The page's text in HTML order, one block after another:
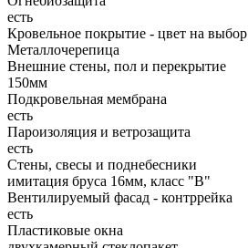
есть
Кровельное покрытие - цвет на выбор
Металлочерепица
Внешние стены, пол и перекрытие
150мм
Подкровельная мембрана
есть
Пароизоляция и ветрозащита
есть
Стены, свесы и поднебесники
имитация бруса 16мм, класс "В"
Вентилируемый фасад - контррейка
есть
Пластиковые окна